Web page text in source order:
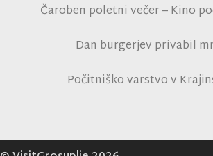
Čaroben poletni večer – Kino
Dan burgerjev privabil
Počitniško varstvo v